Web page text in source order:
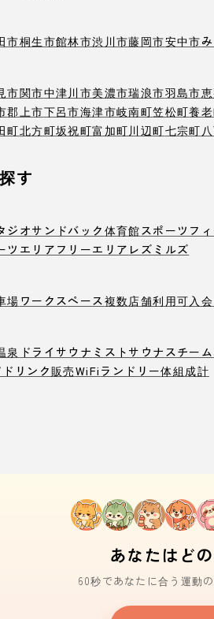
市桐生市館林市渋川市藤岡市安中市
市関市中津川市美濃市瑞浪市羽島市
郡上市下呂市海津市岐南町笠松町養
町北方町坂祝町富加町川辺町七宗町
す
ジオサンドバック 体育館スポーツフ
ツエリア フリーエリア レズミルズ
場 ワークスペース複数店舗利用可入
泉 ドライサウナ ミストサウナ スチー
リンク販売WiFi ランドリー体組成計
あなたはど
60秒であなたに合う運動